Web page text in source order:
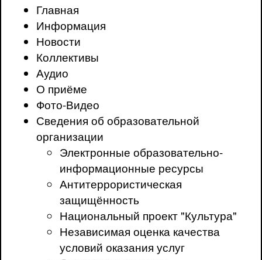
Главная
Информация
Новости
Коллективы
Аудио
О приёме
Фото-Видео
Сведения об образовательной
организации
Электронные образовательно-
информационные ресурсы
Антитеррористическая
защищённость
Национальный проект "Культура"
Независимая оценка качества
условий оказания услуг